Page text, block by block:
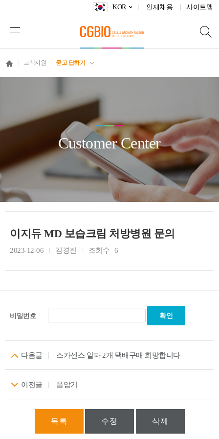
KOR 인재채용 사이트맵
고객지원 묻고 답하기
Customer Center
이지듀 MD 보습크림 처방병원 문의
2023-12-06 김경진 조회수 6
비밀번호
다음글 스카센스 알파 2개 택배구매 희망합니다
이전글 음압기
목록 수정 삭제